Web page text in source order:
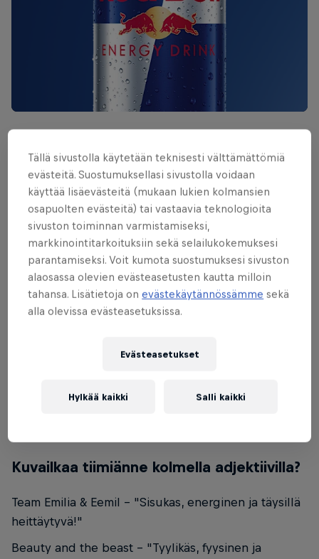
Beauty and The Beast sekä Team Emilia & Eemil.
Ensimmäistä tiimiä edustavat helsinkiläisetNea
HelminensekäAkseli Mäkinen, ja jälkimmäistä tiimiä
kuopiolainenEmilia Äijäläsekä oululainen
Ahola.
Team Emilia & Eemil
Beauty and the beast
Kuvailkaa tiimiänne kolmella adjektiivilla?
Team Emilia & Eemil - "Sisukas, energinen ja täysillä
heittäytyvä!"
Beauty and the beast - "Tyylikäs, fyysinen ja
Tällä sivustolla käytetään teknisesti välttämättömiä
evästeitä. Suostumuksellasi sivustolla voidaan
käyttää lisäevästeitä (mukaan lukien kolmansien
osapuolten evästeitä) tai vastaavia teknologioita
sivuston toiminnan varmistamiseksi,
markkinointitarkoituksiin sekä selailukokemuksesi
parantamiseksi. Voit kumota suostumuksesi sivuston
alaosassa olevien evästeasetusten kautta milloin
tahansa. Lisätietoja onevästekäytännössämme sekä
alla olevissa evästeasetuksissa.
Evästeasetukset
Hylkää kaikki Salli kaikki